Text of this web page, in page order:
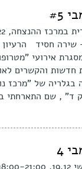
#5
שירה חסיד
חדשות והקשרים
בגלריה של "מרכז
ד" , שם התארחתי
4